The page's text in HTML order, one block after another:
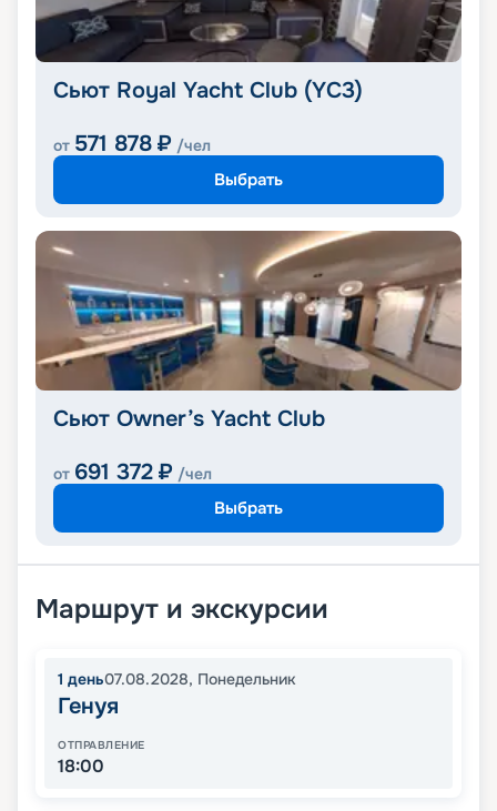
Сьют Royal Yacht Club (YC3)
от 571 878 ₽ /чел
Выбрать
Сьют Owner’s Yacht Club
от 691 372 ₽ /чел
Выбрать
Маршрут и экскурсии
1 день07.08.2028, Понедельник
Генуя
ОТПРАВЛЕНИЕ
18:00